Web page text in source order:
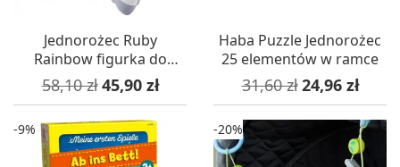
Jednorożec Ruby
Rainbow figurka do
domków dla lalek, Haba
Cena podstawowa
58,10 zł Cena
45,90 zł
Haba Puzzle Jednorożec
25 elementów w ramce
Cena podstawowa
31,60 zł Cena
24,96 zł
-9% -20%